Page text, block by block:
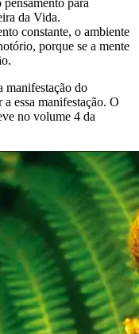
para
da Vida.
constante, o ambiente
porque se a mente
manifestação do
essa manifestação. O
no volume 4 da